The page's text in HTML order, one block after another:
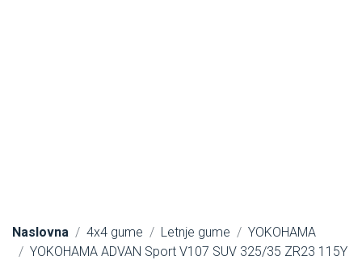
Naslovna 4x4 gume Letnje gume
YOKOHAMA
YOKOHAMA ADVAN Sport V107 SUV 325/35 ZR23 115Y